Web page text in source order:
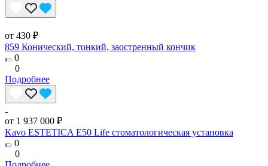
от 430 ₽
859 Конический, тонкий, заостренный кончик
0
0
Подробнее
от 1 937 000 ₽
Kavo ESTETICA E50 Life стоматологическая установка
0
0